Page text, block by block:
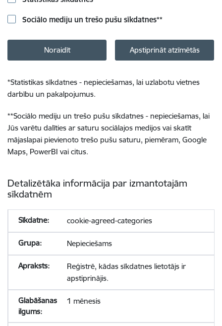
Sociālo mediju un trešo pušu sīkdatnes**
Noraidīt Apstiprināt atzīmētās
*Statistikas sīkdatnes - nepieciešamas, lai uzlabotu vietnes
darbību un pakalpojumus.
**Sociālo mediju un trešo pušu sīkdatnes - nepieciešamas, lai
Jūs varētu dalīties ar saturu sociālajos medijos vai skatīt
mājaslapai pievienoto trešo pušu saturu, piemēram, Google
Maps, PowerBI vai citus.
Detalizētāka informācija par izmantotajām
sīkdatnēm
cookie-agreed-categories
Nepieciešams
Reģistrē, kādas sīkdatnes lietotājs ir
apstiprinājis.
1 mēnesis